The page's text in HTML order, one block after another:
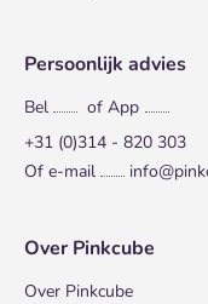
Persoonlijk advies
Bel
of App
+31 (0)314 - 820 303
Of e-mail
Over Pinkcube
Over Pinkcube